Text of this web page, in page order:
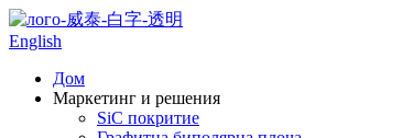
English
Дом
Маркетинг и решения
SiC покритие